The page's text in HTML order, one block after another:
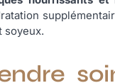
soyeux.